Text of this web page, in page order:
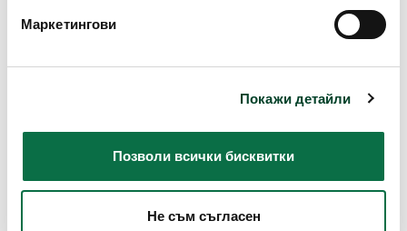
Маркетингови
Покажи детайли
Позволи всички бисквитки
Не съм съгласен